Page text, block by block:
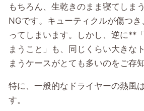
もちろん、生乾きのまま寝てしま
NGです。キューティクルが傷つ
ってしまいます。しかし、逆に**
まうこと」も、同じくらい大きな
まうケースがとても多いのをご存
特に、一般的なドライヤーの熱風
す。